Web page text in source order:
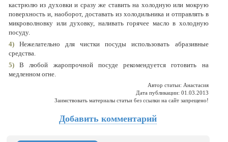
кастрюлю из духовки и сразу же ставить на холодную или мокрую
поверхность и, наоборот, доставать из холодильника и отправлять в
микроволновку или духовку, наливать горячее масло в холодную
посуду.
4) Нежелательно для чистки посуды использовать абразивные
средства.
5) В любой жаропрочной посуде рекомендуется готовить на
медленном огне.
Автор статьи: Анастасия
Дата публикации: 01.03.2013
Заимствовать материалы статьи без ссылки на сайт запрещено!
Добавить комментарий